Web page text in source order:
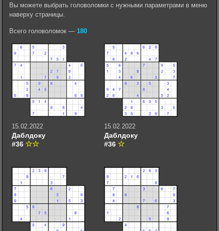
Вы можете выбрать головоломки с нужными параметрами в меню
наверху страницы.
Всего головоломок — 180
15.02.2022
Даблдоку
#36
15.02.2022
Даблдоку
#36